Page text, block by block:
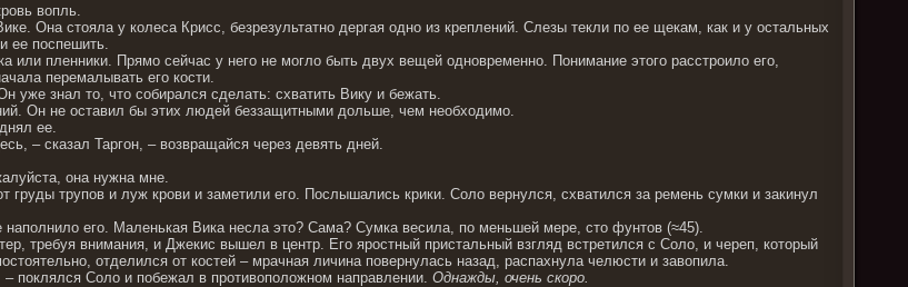
вопль.
Она стояла у колеса Крисс, безрезультатно дергая одно из креплений. Слезы текли по ее щекам, как и у остальных
ее поспешить.
пленники. Прямо сейчас у него не могло быть двух вещей одновременно. Понимание этого расстроило его,
перемалывать его кости.
уже знал то, что собирался сделать: схватить Вику и бежать.
Он не оставил бы этих людей беззащитными дольше, чем необходимо.
ее.
– сказал Таргон, – возвращайся через девять дней.
она нужна мне.
груды трупов и луж крови и заметили его. Послышались крики. Соло вернулся, схватился за ремень сумки и закинул
его. Маленькая Вика несла это? Сама? Сумка весила, по меньшей мере, сто фунтов (≈45).
требуя внимания, и Джекис вышел в центр. Его яростный пристальный взгляд встретился с Соло, и череп, который
отделился от костей – мрачная личина повернулась назад, распахнула челюсти и завопила.
– поклялся Соло и побежал в противоположном направлении.Однажды, очень скоро.